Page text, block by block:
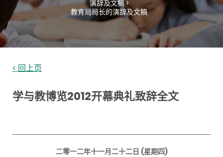
演辞及文稿 >
教育局局长的演辞及文稿
< 回上页
学与教博览2012开幕典礼致辞全文
二零一二年十一月二十二日 (星期四)